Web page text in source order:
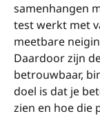
samenhangen
test werkt met
meetbare
Daardoor zijn
betrouwbaar,
doel is dat je
zien en hoe die